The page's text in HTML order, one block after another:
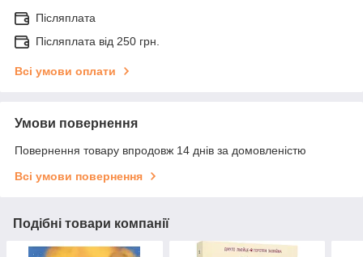
Післяплата
Післяплата від 250 грн.
Всі умови оплати
Умови повернення
Повернення товару впродовж 14 днів за домовленістю
Всі умови повернення
Подібні товари компанії